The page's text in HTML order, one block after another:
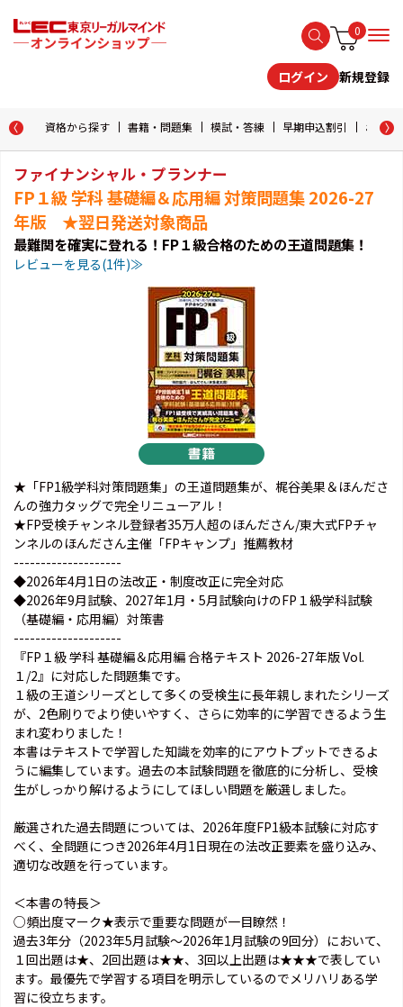
0
ログイン 新規登録
資格から探す 書籍・問題集 模試・答練 早期申込割引 おため
ファイナンシャル・プランナー
FP１級 学科 基礎編＆応用編 対策問題集 2026-27
年版 ★翌日発送対象商品
最難関を確実に登れる！FP１級合格のための王道問題集！
レビューを見る(1件)≫
★「FP1級学科対策問題集」の王道問題集が、梶谷美果＆ほんださ
んの強力タッグで完全リニューアル！
★FP受検チャンネル登録者35万人超のほんださん/東大式FPチャ
ンネルのほんださん主催「FPキャンプ」推薦教材
--------------------
◆2026年4月1日の法改正・制度改正に完全対応
◆2026年9月試験、2027年1月・5月試験向けのFP１級学科試験
（基礎編・応用編）対策書
--------------------
『FP１級 学科 基礎編＆応用編 合格テキスト 2026-27年版 Vol.
１/2』に対応した問題集です。
１級の王道シリーズとして多くの受検生に長年親しまれたシリーズ
が、2色刷りでより使いやすく、さらに効率的に学習できるよう生
まれ変わりました！
本書はテキストで学習した知識を効率的にアウトプットできるよ
うに編集しています。過去の本試験問題を徹底的に分析し、受検
生がしっかり解けるようにしてほしい問題を厳選しました。
厳選された過去問題については、2026年度FP1級本試験に対応す
べく、全問題につき2026年4月1日現在の法改正要素を盛り込み、
適切な改題を行っています。
＜本書の特長＞
○頻出度マーク★表示で重要な問題が一目瞭然！
過去3年分（2023年5月試験～2026年1月試験の9回分）において、
１回出題は★、2回出題は★★、3回以上出題は★★★で表してい
ます。最優先で学習する項目を明示しているのでメリハリある学
習に役立ちます。